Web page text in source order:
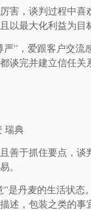
害，谈判过程中喜
以最大化利益为目
严”，爱跟客户交流
谈完并建立信任关
瑞典
善于抓住要点，谈
。
”是丹麦的生活状态
述，包装之类的事